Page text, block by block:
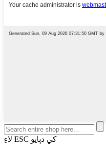
لاءِ ESC کي دٻايو